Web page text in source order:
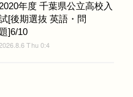
2020年度 千葉県公立高校入
[後期選抜 英語・問
題]6/10
Thu 0:4